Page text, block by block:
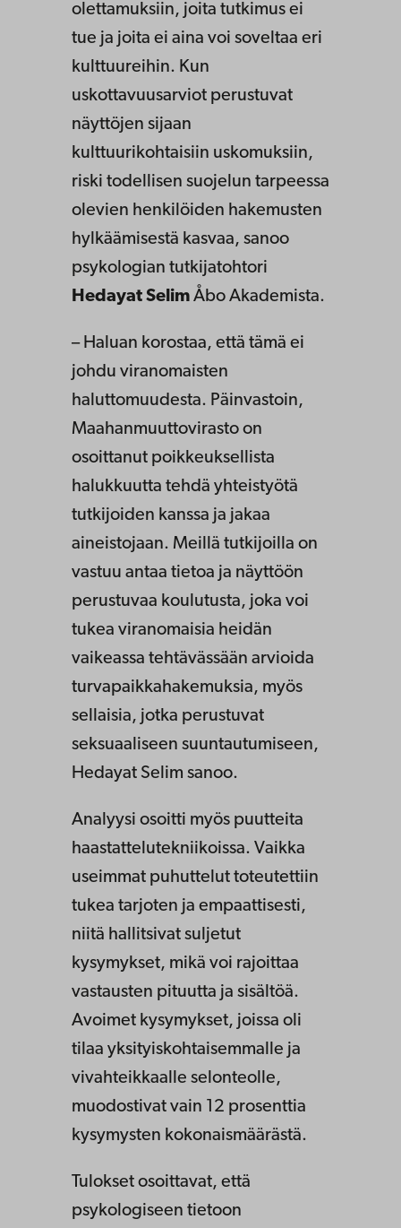
olettamuksiin, joita tutkimus ei
tue ja joita ei aina voi soveltaa eri
kulttuureihin. Kun
uskottavuusarviot perustuvat
näyttöjen sijaan
kulttuurikohtaisiin uskomuksiin,
riski todellisen suojelun tarpeessa
olevien henkilöiden hakemusten
hylkäämisestä kasvaa, sanoo
psykologian tutkijatohtori
Hedayat Selim Åbo Akademista.
– Haluan korostaa, että tämä ei
johdu viranomaisten
haluttomuudesta. Päinvastoin,
Maahanmuuttovirasto on
osoittanut poikkeuksellista
halukkuutta tehdä yhteistyötä
tutkijoiden kanssa ja jakaa
aineistojaan. Meillä tutkijoilla on
vastuu antaa tietoa ja näyttöön
perustuvaa koulutusta, joka voi
tukea viranomaisia heidän
vaikeassa tehtävässään arvioida
turvapaikkahakemuksia, myös
sellaisia, jotka perustuvat
seksuaaliseen suuntautumiseen,
Hedayat Selim sanoo.
Analyysi osoitti myös puutteita
haastattelutekniikoissa. Vaikka
useimmat puhuttelut toteutettiin
tukea tarjoten ja empaattisesti,
niitä hallitsivat suljetut
kysymykset, mikä voi rajoittaa
vastausten pituutta ja sisältöä.
Avoimet kysymykset, joissa oli
tilaa yksityiskohtaisemmalle ja
vivahteikkaalle selonteolle,
muodostivat vain 12 prosenttia
kysymysten kokonaismäärästä.
Tulokset osoittavat, että
psykologiseen tietoon